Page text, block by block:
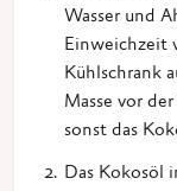
Wasser und
Einweichzeit
Kühlschrank
Masse vor
sonst das
Das Kokosöl